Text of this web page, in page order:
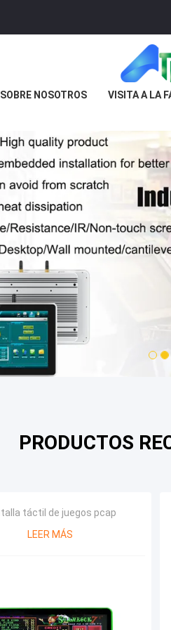
SOBRE NOSOTROS VISITA A LA
1 2
PRODUCTOS
táctil de juegos pcap
LEER MÁS